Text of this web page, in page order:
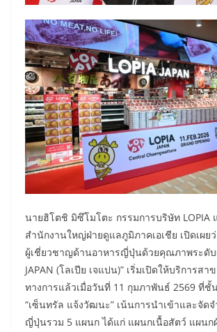
นายฮิโตชิ มิซึโมโตะ กรรมการบริษัท LOPIA
สำนักงานใหญ่ฝ่ายดูแลภูมิภาคเอเชีย เปิดเผย
ผู้เชี่ยวชาญด้านอาหารญี่ปุ่นด้วยคุณภาพระดับ
JAPAN (โลเปีย เจแปน)” เริ่มเปิดให้บริการสา
ทางการแล้วเมื่อวันที่ 11 กุมภาพันธ์ 2569 ที่ชั้
“เซ็นทรัล แจ้งวัฒนะ” เน้นการนำเข้าและจัด
ญี่ปุ่นรวม 5 แผนก ได้แก่ แผนกเนื้อสัตว์ แผนก